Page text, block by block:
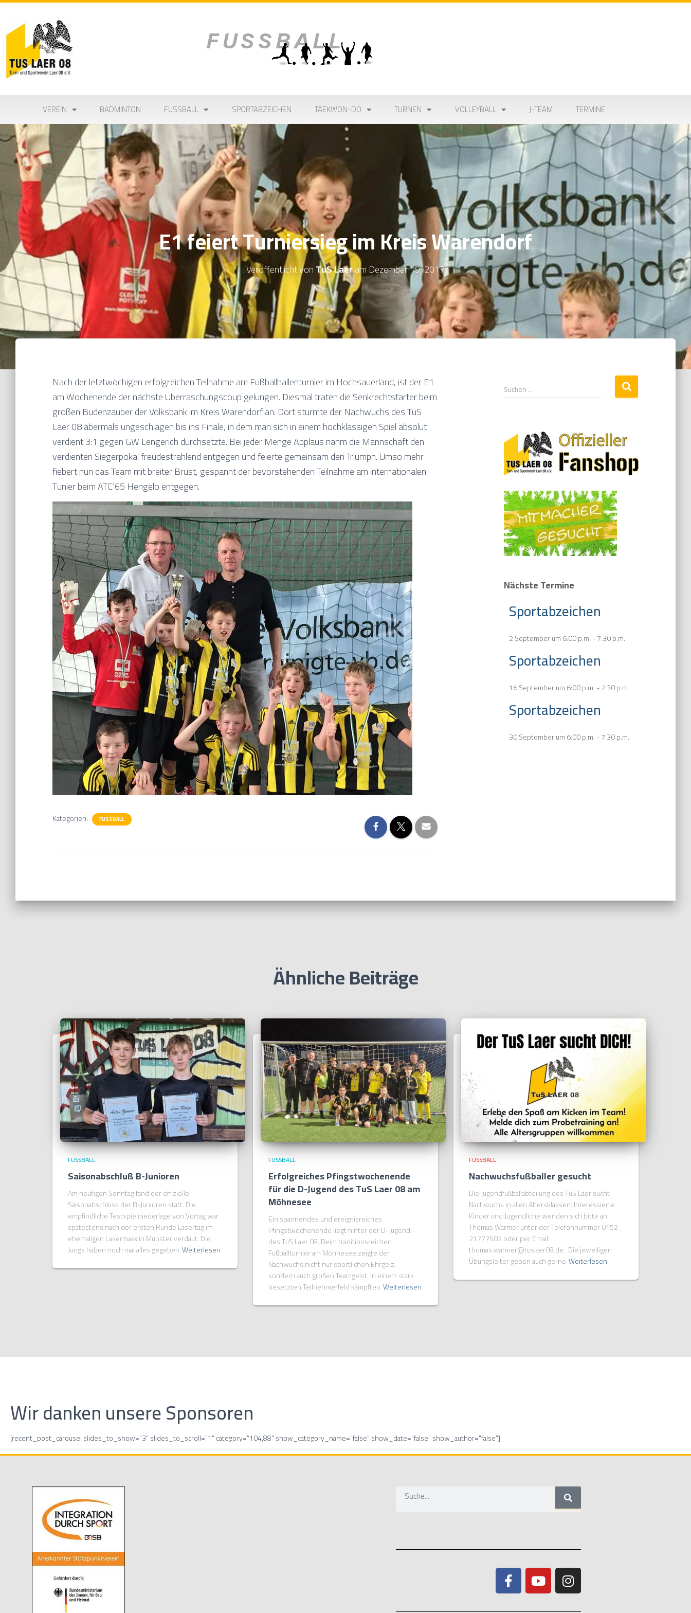
VEREIN BADMINTON FUSSBALL SPORTABZEICHEN TAEKWON-DO TURNEN VOLLEYBALL J-TEAM TERMINE
E1 feiert Turniersieg im Kreis Warendorf
Veröffentlicht vonTuS Laeram Dezember 19, 2017
Nach der letztwöchigen erfolgreichen Teilnahme am Fußballhallenturnier im Hochsauerland, ist der E1
am Wochenende der nächste Überraschungscoup gelungen. Diesmal traten die Senkrechtstarter beim
großen Budenzauber der Volksbank im Kreis Warendorf an. Dort stürmte der Nachwuchs des TuS
Laer 08 abermals ungeschlagen bis ins Finale, in dem man sich in einem hochklassigen Spiel absolut
verdient 3:1 gegen GW Lengerich durchsetzte. Bei jeder Menge Applaus nahm die Mannschaft den
verdienten Siegerpokal freudestrahlend entgegen und feierte gemeinsam den Triumph. Umso mehr
fiebert nun das Team mit breiter Brust, gespannt der bevorstehenden Teilnahme am internationalen
Tunier beim ATC’65 Hengelo entgegen.
Kategorien: FUSSBALL
Suchen …
Nächste Termine
Sportabzeichen
2 September um 6:00 p.m.-7:30 p.m.
Sportabzeichen
16 September um 6:00 p.m.-7:30 p.m.
Sportabzeichen
30 September um 6:00 p.m.-7:30 p.m.
Ähnliche Beiträge
FUSSBALL
Saisonabschluß B-Junioren
Am heutigen Sonntag fand der offizielle
Saisonabschluss der B-Junioren statt. Die
empfindliche Testspielniederlage von Vortag war
spätestens nach der ersten Runde Lasertag im
ehemaligen Lasermaxx in Münster verdaut. Die
Jungs haben noch mal alles gegeben Weiterlesen
FUSSBALL
Erfolgreiches Pfingstwochenende
für die D-Jugend des TuS Laer 08 am
Möhnesee
Ein spannendes und ereignisreiches
Pfingstwochenende liegt hinter der D-Jugend
des TuS Laer 08. Beim traditionsreichen
Fußballturnier am Möhnesee zeigte der
Nachwuchs nicht nur sportlichen Ehrgeiz,
sondern auch großen Teamgeist. In einem stark
besetzten Teilnehmerfeld kämpften Weiterlesen
FUSSBALL
Nachwuchsfußballer gesucht
Die Jugendfußballabteilung des TuS Laer sucht
Nachwuchs in allen Altersklassen. Interessierte
Kinder und Jugendliche wenden sich bitte an
Thomas Warmer unter der Telefonnummer 0152-
21777502 oder per Email:
thomas.warmer@tuslaer08.de . Die jeweiligen
Übungsleiter geben auch gerne Weiterlesen
Wir danken unsere Sponsoren
[recent_post_carousel slides_to_show="3" slides_to_scroll="1" category="104,88" show_category_name="false" show_date="false" show_author="false"]